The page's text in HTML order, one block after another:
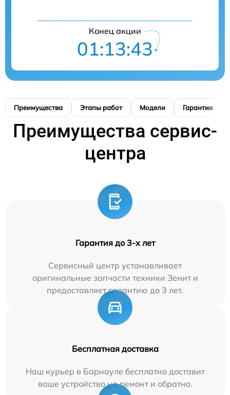
Конец акции
01:13:41
Преимущества Этапы работ Модели Гарантия
Преимущества сервис-
центра
Гарантия до 3-х лет
Сервисный центр устанавливает
оригинальные запчасти техники Зенит и
предоставляет гарантию до 3 лет.
Бесплатная доставка
Наш курьер в Барнауле бесплатно доставит
ваше устройство на ремонт и обратно.